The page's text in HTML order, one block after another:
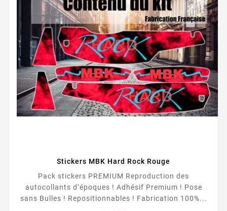
Stickers MBK Hard Rock Rouge
Pack stickers PREMIUM Reproduction des
autocollants d’époques ! Adhésif Premium ! Pose
sans Bulles ! Repositionnables ! Fabrication 100%...